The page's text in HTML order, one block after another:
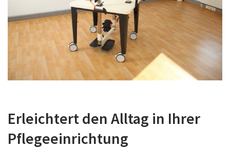
Erleichtert den Alltag in Ihrer
Pflegeeinrichtung